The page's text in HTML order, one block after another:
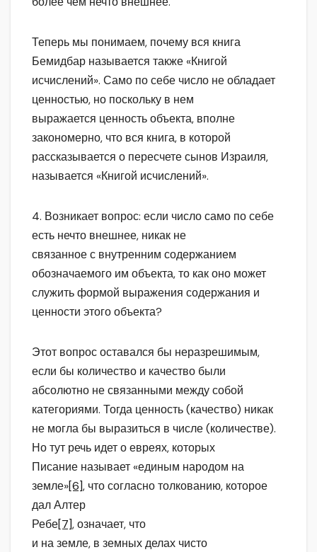
Теперь мы понимаем, почему вся книга
Бемидбар называется также «Книгой
исчислений». Само по себе число не обладает
ценностью, но поскольку в нем
выражается ценность объекта, вполне
закономерно, что вся книга, в которой
рассказывается о пересчете сынов Израиля,
называется «Книгой исчислений».
4. Возникает вопрос: если число само по себе
есть нечто внешнее, никак не
связанное с внутренним содержанием
обозначаемого им объекта, то как оно может
служить формой выражения содержания и
ценности этого объекта?
Этот вопрос оставался бы неразрешимым,
если бы количество и качество были
абсолютно не связанными между собой
категориями. Тогда ценность (качество) никак
не могла бы выразиться в числе (количестве).
Но тут речь идет о евреях, которых
Писание называет «единым народом на
земле»[6], что согласно толкованию, которое
дал Алтер
Ребе[7], означает, что
и на земле, в земных делах чисто